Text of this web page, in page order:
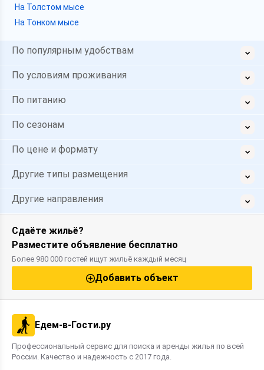
На Толстом мысе
На Тонком мысе
По популярным удобствам
По условиям проживания
По питанию
По сезонам
По цене и формату
Другие типы размещения
Другие направления
Сдаёте жильё?
Разместите объявление бесплатно
Более 980 000 гостей ищут жильё каждый месяц
Добавить объект
Едем-в-Гости.ру
Профессиональный сервис для поиска и аренды жилья по всей
России. Качество и надежность с 2017 года.